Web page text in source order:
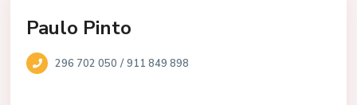
Paulo Pinto
296 702 050 /911 849 898